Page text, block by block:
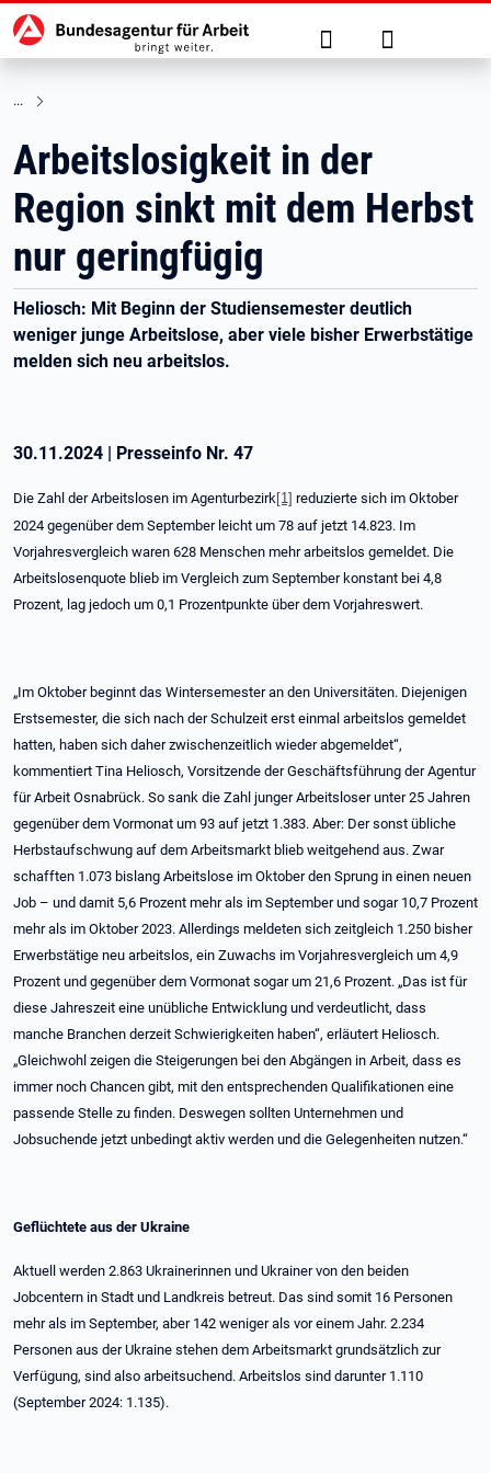
zu den Hauptinhalten springen
Hauptnavigation Suche Anmelden
Arbeitslosigkeit in der
Region sinkt mit dem Herbst
nur geringfügig
Heliosch: Mit Beginn der Studiensemester deutlich
weniger junge Arbeitslose, aber viele bisher Erwerbstätige
melden sich neu arbeitslos.
30.11.2024 | Presseinfo Nr. 47
Die Zahl der Arbeitslosen im Agenturbezirk[1] reduzierte sich im Oktober
2024 gegenüber dem September leicht um 78 auf jetzt 14.823. Im
Vorjahresvergleich waren 628 Menschen mehr arbeitslos gemeldet. Die
Arbeitslosenquote blieb im Vergleich zum September konstant bei 4,8
Prozent, lag jedoch um 0,1 Prozentpunkte über dem Vorjahreswert.
„Im Oktober beginnt das Wintersemester an den Universitäten. Diejenigen
Erstsemester, die sich nach der Schulzeit erst einmal arbeitslos gemeldet
hatten, haben sich daher zwischenzeitlich wieder abgemeldet“,
kommentiert Tina Heliosch, Vorsitzende der Geschäftsführung der Agentur
für Arbeit Osnabrück. So sank die Zahl junger Arbeitsloser unter 25 Jahren
gegenüber dem Vormonat um 93 auf jetzt 1.383. Aber: Der sonst übliche
Herbstaufschwung auf dem Arbeitsmarkt blieb weitgehend aus. Zwar
schafften 1.073 bislang Arbeitslose im Oktober den Sprung in einen neuen
Job – und damit 5,6 Prozent mehr als im September und sogar 10,7 Prozent
mehr als im Oktober 2023. Allerdings meldeten sich zeitgleich 1.250 bisher
Erwerbstätige neu arbeitslos, ein Zuwachs im Vorjahresvergleich um 4,9
Prozent und gegenüber dem Vormonat sogar um 21,6 Prozent. „Das ist für
diese Jahreszeit eine unübliche Entwicklung und verdeutlicht, dass
manche Branchen derzeit Schwierigkeiten haben“, erläutert Heliosch.
„Gleichwohl zeigen die Steigerungen bei den Abgängen in Arbeit, dass es
immer noch Chancen gibt, mit den entsprechenden Qualifikationen eine
passende Stelle zu finden. Deswegen sollten Unternehmen und
Jobsuchende jetzt unbedingt aktiv werden und die Gelegenheiten nutzen.“
Geflüchtete aus der Ukraine
Aktuell werden 2.863 Ukrainerinnen und Ukrainer von den beiden
Jobcentern in Stadt und Landkreis betreut. Das sind somit 16 Personen
mehr als im September, aber 142 weniger als vor einem Jahr. 2.234
Personen aus der Ukraine stehen dem Arbeitsmarkt grundsätzlich zur
Verfügung, sind also arbeitsuchend. Arbeitslos sind darunter 1.110
(September 2024: 1.135).